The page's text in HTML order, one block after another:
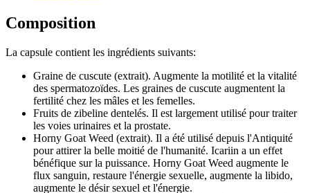
Composition
La capsule contient les ingrédients suivants:
Graine de cuscute (extrait). Augmente la motilité et la vitalité
des spermatozoïdes. Les graines de cuscute augmentent la
fertilité chez les mâles et les femelles.
Fruits de zibeline dentelés. Il est largement utilisé pour traiter
les voies urinaires et la prostate.
Horny Goat Weed (extrait). Il a été utilisé depuis l'Antiquité
pour attirer la belle moitié de l'humanité. Icariin a un effet
bénéfique sur la puissance. Horny Goat Weed augmente le
flux sanguin, restaure l'énergie sexuelle, augmente la libido,
augmente le désir sexuel et l'énergie.